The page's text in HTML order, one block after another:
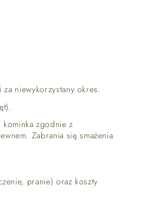
niewykorzystany okres.
zgodnie z
Zabrania się smażenia
pranie) oraz koszty